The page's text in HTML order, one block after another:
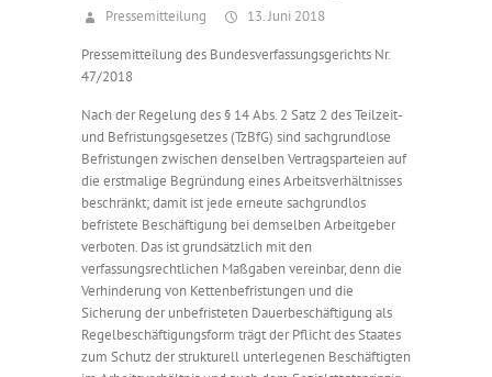
Pressemitteilung 13. Juni 2018
Pressemitteilung des Bundesverfassungsgerichts Nr.
47/2018
Nach der Regelung des § 14 Abs. 2 Satz 2 des Teilzeit-
und Befristungsgesetzes (TzBfG) sind sachgrundlose
Befristungen zwischen denselben Vertragsparteien auf
die erstmalige Begründung eines Arbeitsverhältnisses
beschränkt; damit ist jede erneute sachgrundlos
befristete Beschäftigung bei demselben Arbeitgeber
verboten. Das ist grundsätzlich mit den
verfassungsrechtlichen Maßgaben vereinbar, denn die
Verhinderung von Kettenbefristungen und die
Sicherung der unbefristeten Dauerbeschäftigung als
Regelbeschäftigungsform trägt der Pflicht des Staates
zum Schutz der strukturell unterlegenen Beschäftigten